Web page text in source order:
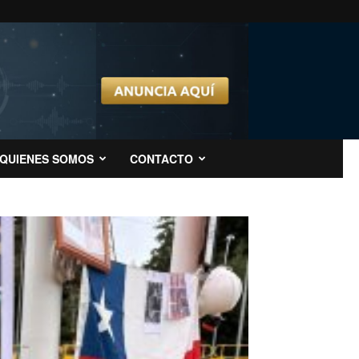
QUIENES SOMOS CONTACTO